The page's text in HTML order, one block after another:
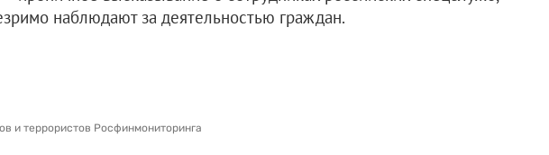
наблюдают за деятельностью граждан.
и террористов Росфинмониторинга